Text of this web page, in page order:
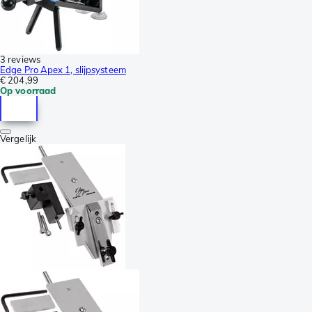
3 reviews
Edge Pro Apex 1, slijpsysteem
€ 204,99
Op voorraad
Vergelijk